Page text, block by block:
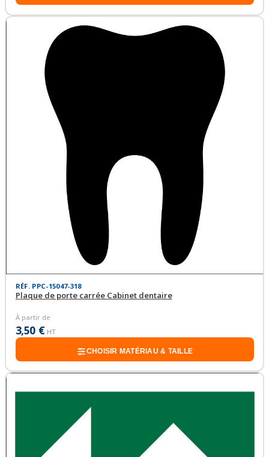
RÉF. PPC-15047-318
Plaque de porte carrée Cabinet dentaire
À partir de
3,50 € HT
CHOISIR MATÉRIAU & TAILLE